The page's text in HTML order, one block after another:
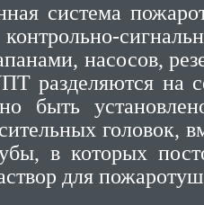
система
насосов,
разделяются на
быть
головок,
в которых
для